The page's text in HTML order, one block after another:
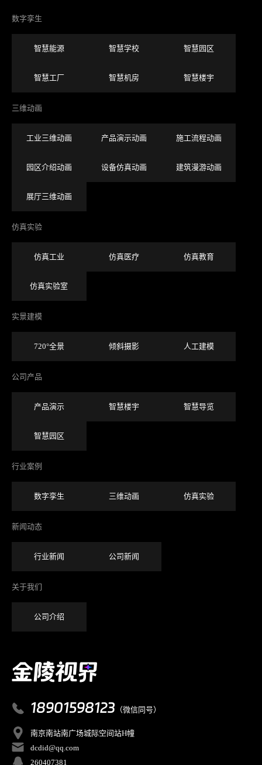
数字孪生
智慧能源 智慧学校 智慧园区
智慧工厂 智慧机房 智慧楼宇
三维动画
工业三维动画 产品演示动画 施工流程动画
园区介绍动画 设备仿真动画 建筑漫游动画
展厅三维动画
仿真实验
仿真工业 仿真医疗 仿真教育
仿真实验室
实景建模
720°全景 倾斜摄影 人工建模
公司产品
产品演示 智慧楼宇 智慧导览
智慧园区
行业案例
数字孪生 三维动画 仿真实验
新闻动态
行业新闻 公司新闻
关于我们
公司介绍
18901598123 （微信同号）
南京南站南广场城际空间站H幢
dcdid@qq.com
260407381